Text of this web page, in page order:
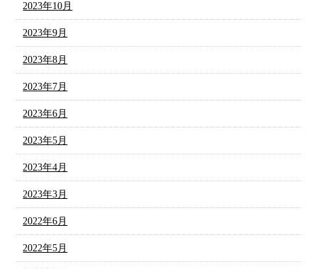
2023年10月
2023年9月
2023年8月
2023年7月
2023年6月
2023年5月
2023年4月
2023年3月
2022年6月
2022年5月